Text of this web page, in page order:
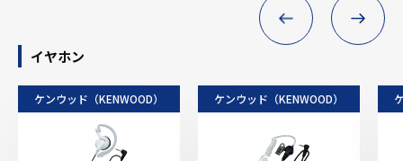
イヤホン
ケンウッド（KENWOOD） ケンウッド（KENWOOD）